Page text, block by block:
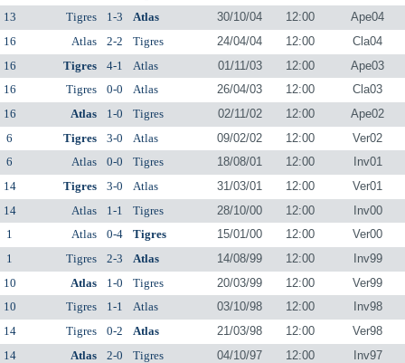
13
Tigres 1-3 Atlas 30/10/04 12:00
Ape04
16
Atlas 2-2 Tigres 24/04/04 12:00
Cla04
16
Tigres 4-1 Atlas 01/11/03 12:00
Ape03
16
Tigres 0-0 Atlas 26/04/03 12:00
Cla03
16
Atlas 1-0 Tigres 02/11/02 12:00
Ape02
6
Tigres 3-0 Atlas 09/02/02 12:00
Ver02
6
Atlas 0-0 Tigres 18/08/01 12:00
Inv01
14
Tigres 3-0 Atlas 31/03/01 12:00
Ver01
14
Atlas 1-1 Tigres 28/10/00 12:00
Inv00
1
Atlas 0-4 Tigres 15/01/00 12:00
Ver00
1
Tigres 2-3 Atlas 14/08/99 12:00
Inv99
10
Atlas 1-0 Tigres 20/03/99 12:00
Ver99
10
Tigres 1-1 Atlas 03/10/98 12:00
Inv98
14
Tigres 0-2 Atlas 21/03/98 12:00
Ver98
14
Atlas 2-0 Tigres 04/10/97 12:00 Inv97